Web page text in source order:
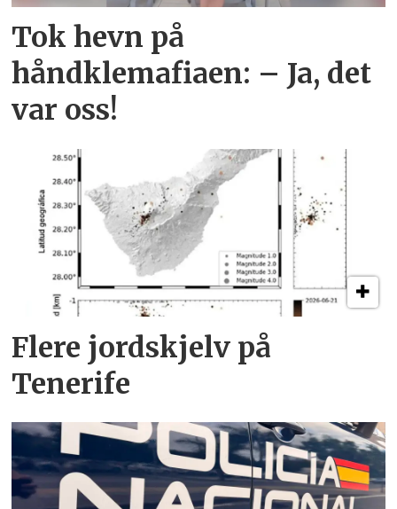
Tok hevn på
håndklemafiaen: – Ja, det
var oss!
Flere jordskjelv på
Tenerife